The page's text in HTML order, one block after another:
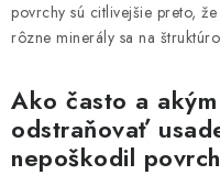
povrchy sú citlivejšie preto,
rôzne minerály sa na
Ako často a
odstraňovať
nepoškodil